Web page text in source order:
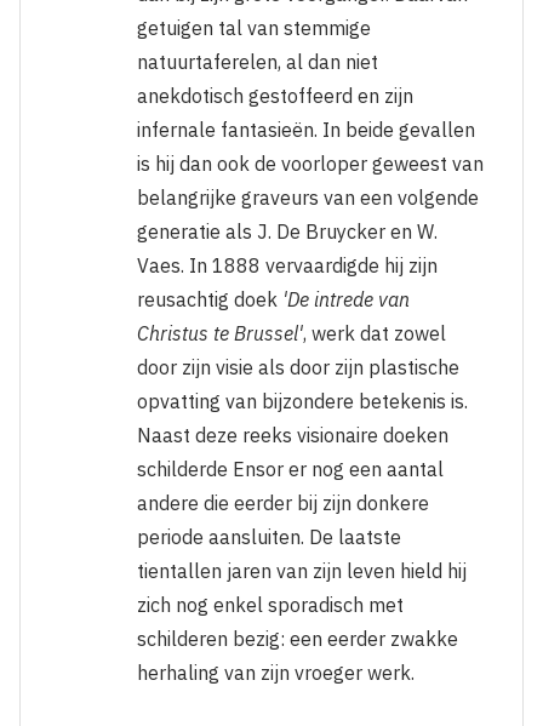
getuigen tal van stemmige
natuurtaferelen, al dan niet
anekdotisch gestoffeerd en zijn
infernale fantasieën. In beide gevallen
is hij dan ook de voorloper geweest van
belangrijke graveurs van een volgende
generatie als J. De Bruycker en W.
Vaes. In 1888 vervaardigde hij zijn
reusachtig doek 'De intrede van
Christus te Brussel', werk dat zowel
door zijn visie als door zijn plastische
opvatting van bijzondere betekenis is.
Naast deze reeks visionaire doeken
schilderde Ensor er nog een aantal
andere die eerder bij zijn donkere
periode aansluiten. De laatste
tientallen jaren van zijn leven hield hij
zich nog enkel sporadisch met
schilderen bezig: een eerder zwakke
herhaling van zijn vroeger werk.